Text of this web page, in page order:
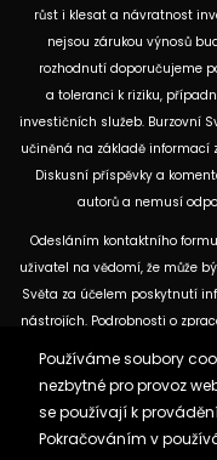
růst i klesat a návratnost
nejsou zárukou výnosů
rozhodnutí doporučujeme
a toleranci k riziku,
investičních služeb. Burzovní
učiněná na základě informací
Diskusní příspěvky a
autorů a nemusí
Odesláním kontaktního
uživatel na vědomí, že může
Světa za účelem poskytnutí
nástrojích. Podrobnosti o
dostupných na těchto
být uvedeny informace o
ke kterému
Používáme soubory
nezbytné pro provoz
se používají k
Pokračováním v